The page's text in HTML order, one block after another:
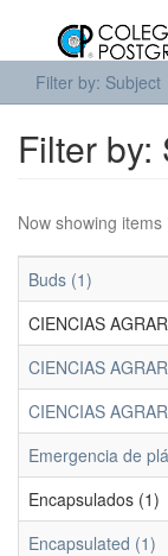
Filter by: Subject
Filter by:
Now showing items
Buds (1)
CIENCIAS
CIENCIAS
CIENCIAS
Emergencia de
Encapsulados (1)
Encapsulated (1)